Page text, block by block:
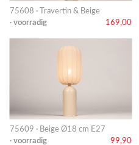
75608 · Travertin & Beige
· voorradig 169,00
75609 · Beige Ø18 cm E27
· voorradig 99,90